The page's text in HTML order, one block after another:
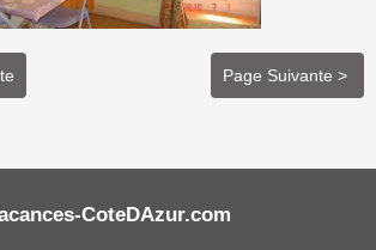
Page Suivante >
CoteDAzur.com